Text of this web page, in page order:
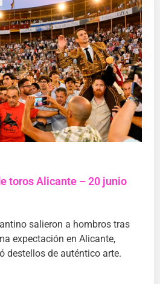
toros Alicante – 20 junio
salieron a hombros tras
expectación en Alicante,
destellos de auténtico arte.